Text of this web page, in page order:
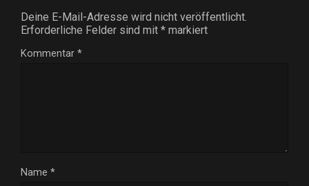
Deine E-Mail-Adresse wird nicht veröffentlicht.
Erforderliche Felder sind mit * markiert
Kommentar *
Name *